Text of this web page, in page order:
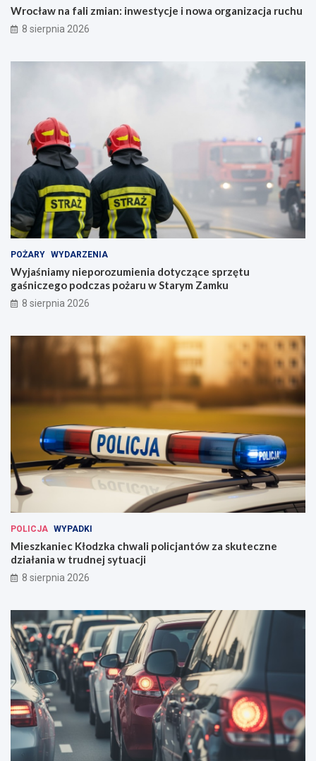
Wrocław na fali zmian: inwestycje i nowa organizacja ruchu
8 sierpnia 2026
POŻARY WYDARZENIA
Wyjaśniamy nieporozumienia dotyczące sprzętu
gaśniczego podczas pożaru w Starym Zamku
8 sierpnia 2026
POLICJA WYPADKI
Mieszkaniec Kłodzka chwali policjantów za skuteczne
działania w trudnej sytuacji
8 sierpnia 2026